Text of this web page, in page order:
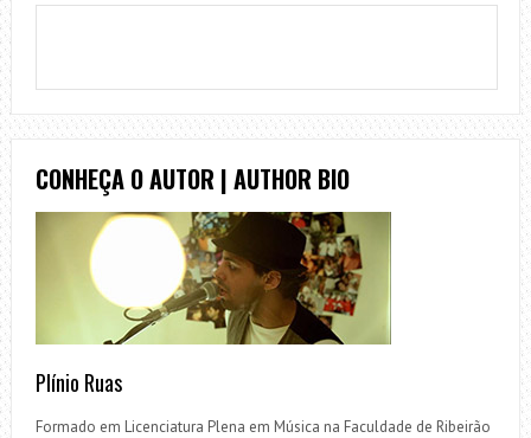
CONHEÇA O AUTOR | AUTHOR BIO
Plínio Ruas
Formado em Licenciatura Plena em Música na Faculdade de Ribeirão